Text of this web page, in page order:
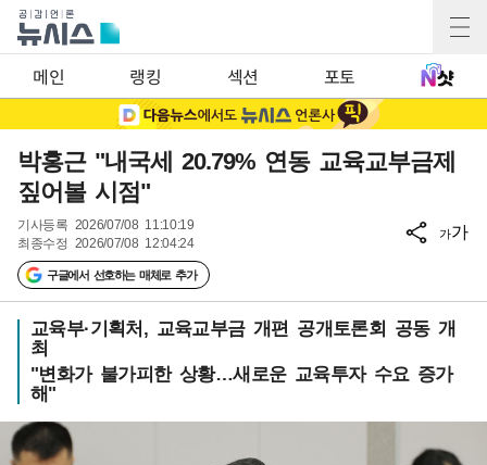
메인 랭킹 섹션 포토
박홍근 "내국세 20.79% 연동 교육교부금제
짚어볼 시점"
기사등록 2026/07/08 11:10:19
최종수정 2026/07/08 12:04:24
구글에서 선호하는 매체로 추가
가가
교육부·기획처, 교육교부금 개편 공개토론회 공동 개
최
"변화가 불가피한 상황…새로운 교육투자 수요 증가
해"